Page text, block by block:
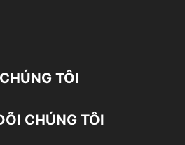
TÔI
CHÚNG TÔI